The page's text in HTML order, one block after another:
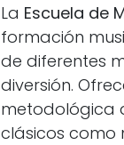
La Escuela de
formación
de diferentes
diversión.
metodológica
clásicos como